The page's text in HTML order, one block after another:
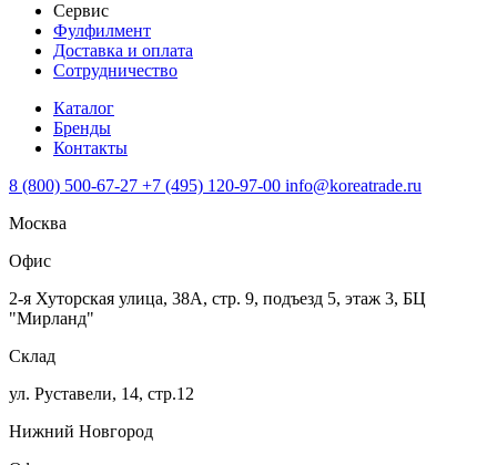
Сервис
Фулфилмент
Доставка и оплата
Сотрудничество
Каталог
Бренды
Контакты
8 (800) 500-67-27 +7 (495) 120-97-00 info@koreatrade.ru
Москва
Офис
2-я Хуторская улица, 38А, стр. 9, подъезд 5, этаж 3, БЦ
"Мирланд"
Склад
ул. Руставели, 14, стр.12
Нижний Новгород